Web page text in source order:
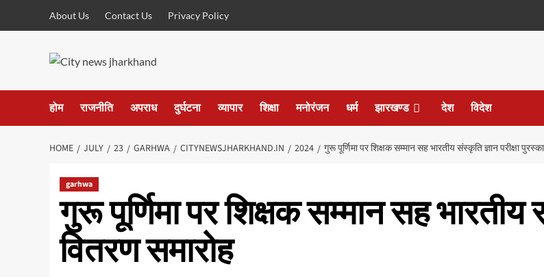
About Us Contact Us Privacy Policy
होम राजनीति अपराध दुर्घटना व्यापार शिक्षा मनोरंजन धर्म झारखण्ड देश विदेश
HOME JULY 23 GARHWA CITYNEWSJHARKHAND.IN 2024 गुरू पूर्णिमा पर शिक्षक सम्मान सह भारतीय संस्कृति ज्ञान परीक्षा
garhwa
गुरू पूर्णिमा पर शिक्षक सम्मान सह भारतीय
वितरण समारोह